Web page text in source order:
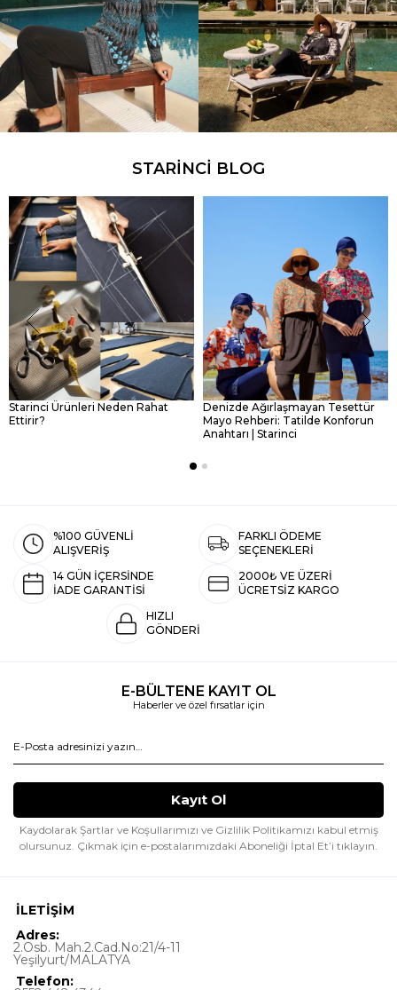
STARINCI BLOG
Starinci Ürünleri Neden Rahat
Ettirir?
Denizde Ağırlaşmayan Tesettür
Mayo Rehberi: Tatilde Konforun
Anahtarı | Starinci
%100 GÜVENLİ
ALIŞVERİŞ
FARKLI ÖDEME
SEÇENEKLERİ
14 GÜN İÇERSİNDE
İADE GARANTİSİ
2000₺ VE ÜZERİ
ÜCRETSİZ KARGO
HIZLI
GÖNDERİ
E-BÜLTENE KAYIT OL
Haberler ve özel fırsatlar için
Kaydolarak Şartlar ve Koşullarımızı ve Gizlilik Politikamızı kabul etmiş
olursunuz. Çıkmak için e-postalarımızdaki Aboneliği İptal Et’i tıklayın.
İLETİŞİM
Adres:
2.Osb. Mah.2.Cad.No:21/4-11
Yeşilyurt/MALATYA
Telefon: